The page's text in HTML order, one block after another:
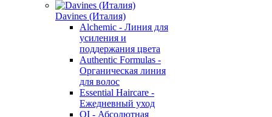
Davines (Италия)
Alchemic - Линия для
усиления и
поддержания цвета
Authentic Formulas -
Органическая линия
для волос
Essential Haircare -
Eжедневный уход
OI - Абсолютная